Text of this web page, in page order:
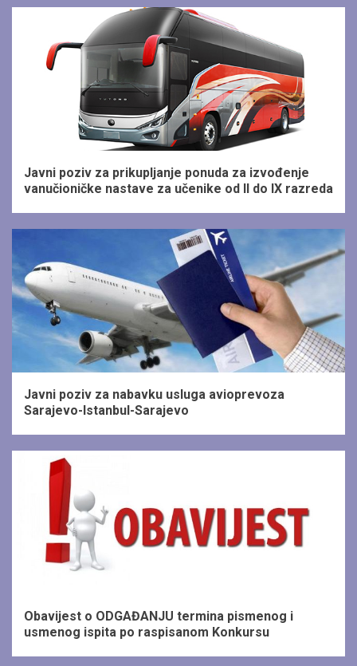
Javni poziv za prikupljanje ponuda za izvođenje
vanučioničke nastave za učenike od II do IX razreda
Javni poziv za nabavku usluga avioprevoza
Sarajevo-Istanbul-Sarajevo
Obavijest o ODGAĐANJU termina pismenog i
usmenog ispita po raspisanom Konkursu